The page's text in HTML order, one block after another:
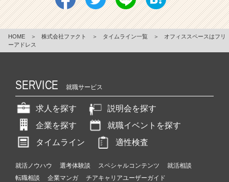
HOME ＞ 株式会社ファクト ＞ タイムライン一覧 ＞
オフィススペースはフリ
ーアドレス
SERVICE 就職サービス
求人を探す
説明会を探す
企業を探す
就職イベントを探す
タイムライン
適性検査
就活ノウハウ 選考体験談 スペシャルコンテンツ
就活相談
転職相談
企業マンガ チアキャリアユーザーガイド